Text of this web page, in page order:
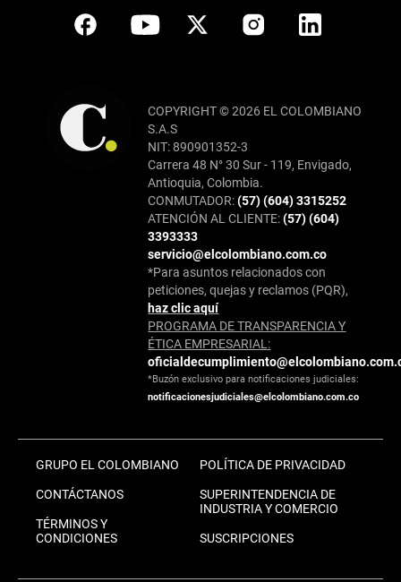
COPYRIGHT © 2026 EL COLOMBIANO
S.A.S
NIT: 890901352-3
Carrera 48 N° 30 Sur - 119, Envigado,
Antioquia, Colombia.
CONMUTADOR:(57) (604) 3315252
ATENCIÓN AL CLIENTE:(57) (604)
3393333
servicio@elcolombiano.com.co
*Para asuntos relacionados con
peticiones, quejas y reclamos (PQR),
haz clic aquí
PROGRAMA DE TRANSPARENCIA Y
ÉTICA EMPRESARIAL:
*Buzón exclusivo para notificaciones judiciales:
notificacionesjudiciales@elcolombiano.com.co
GRUPO EL COLOMBIANO
CONTÁCTANOS
TÉRMINOS Y
CONDICIONES
POLÍTICA DE PRIVACIDAD
SUPERINTENDENCIA DE
INDUSTRIA Y COMERCIO
SUSCRIPCIONES